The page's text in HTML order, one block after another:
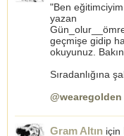
"Ben
yazan
geçmişe gidip
okuyunuz.
Sıradanlığına
@wearegolden
Gram Altın için